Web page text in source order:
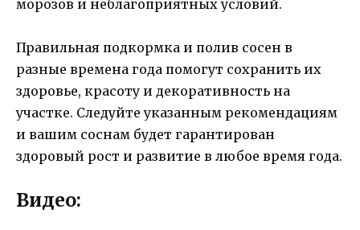
морозов и неблагоприятных условий.
Правильная подкормка и полив сосен в
разные времена года помогут сохранить их
здоровье, красоту и декоративность на
участке. Следуйте указанным рекомендациям
и вашим соснам будет гарантирован
здоровый рост и развитие в любое время года.
Видео: